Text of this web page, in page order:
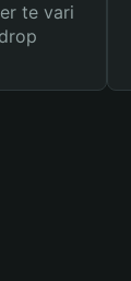
te vari